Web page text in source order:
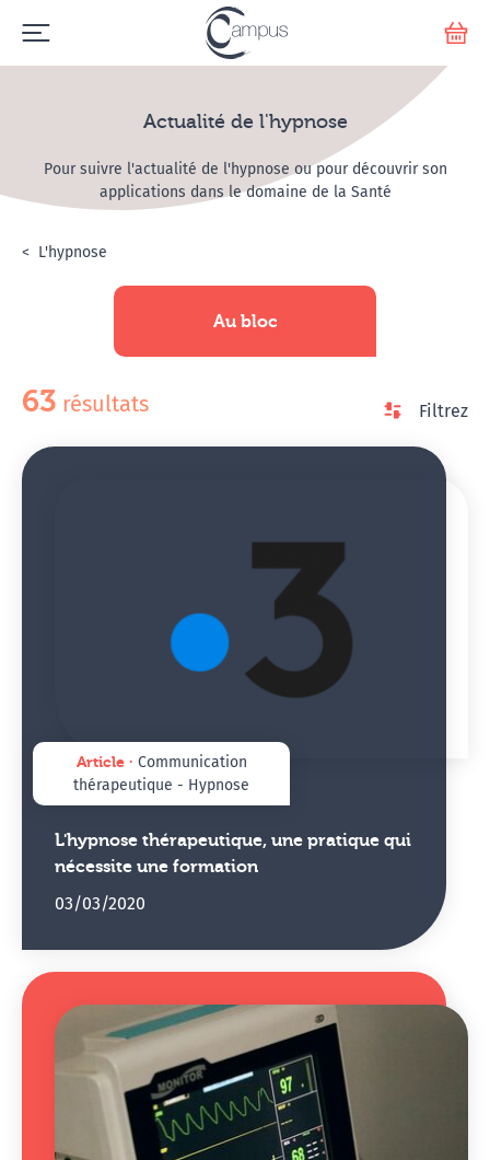
Actualité de l'hypnose
Pour suivre l'actualité de l'hypnose ou pour découvrir son
applications dans le domaine de la Santé
Accueil
L'hypnose
Au bloc
63 résultats Filtrez
Article ∙ Communication
thérapeutique - Hypnose
L'hypnose thérapeutique, une pratique qui
nécessite une formation
03/03/2020